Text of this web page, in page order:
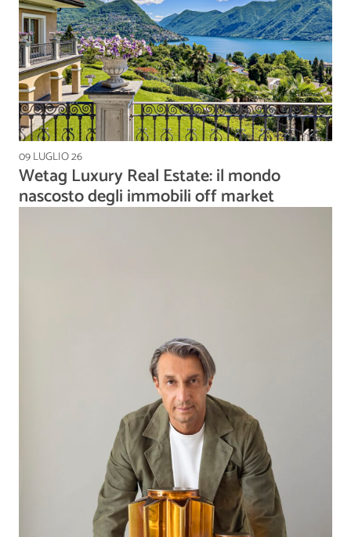
09 LUGLIO 26
Wetag Luxury Real Estate: il mondo
nascosto degli immobili off market